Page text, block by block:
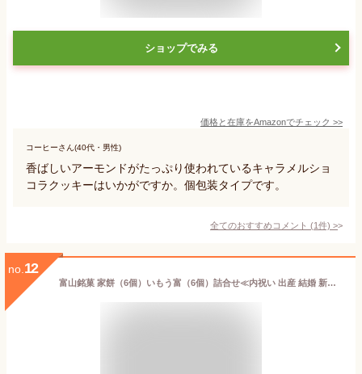
ショップでみる
価格と在庫をAmazonでチェック >>
コーヒーさん(40代・男性)
香ばしいアーモンドがたっぷり使われているキャラメルショ
コラクッキーはいかがですか。個包装タイプです。
全てのおすすめコメント (1件) >
no. 12
富山銘菓 家餅（6個）いもう富（6個）詰合せ≪内祝い 出産 結婚 新築 お祝い お返し お中元 お歳暮 お年賀 ご挨拶 お菓子 和菓子 スイーツ 個包装 お土産 贈り物 セット 詰め合わせ≫